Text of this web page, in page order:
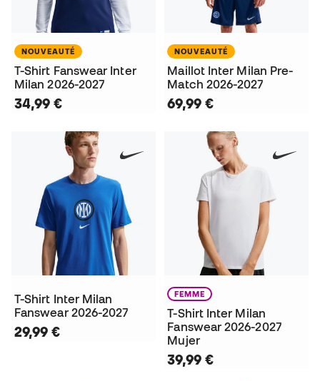
NOUVEAUTÉ
T-Shirt Fanswear Inter
Milan 2026-2027
34,99 €
NOUVEAUTÉ
Maillot Inter Milan Pre-
Match 2026-2027
69,99 €
T-Shirt Inter Milan
Fanswear 2026-2027
29,99 €
FEMME
T-Shirt Inter Milan
Fanswear 2026-2027
Mujer
39,99 €